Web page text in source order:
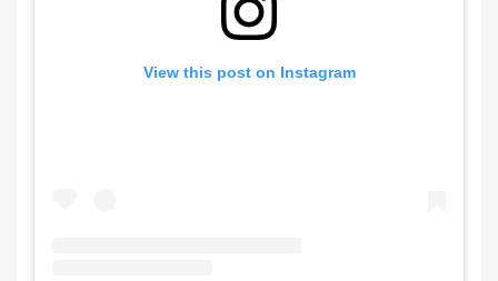
View this post on Instagram